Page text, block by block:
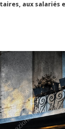
aux salariés